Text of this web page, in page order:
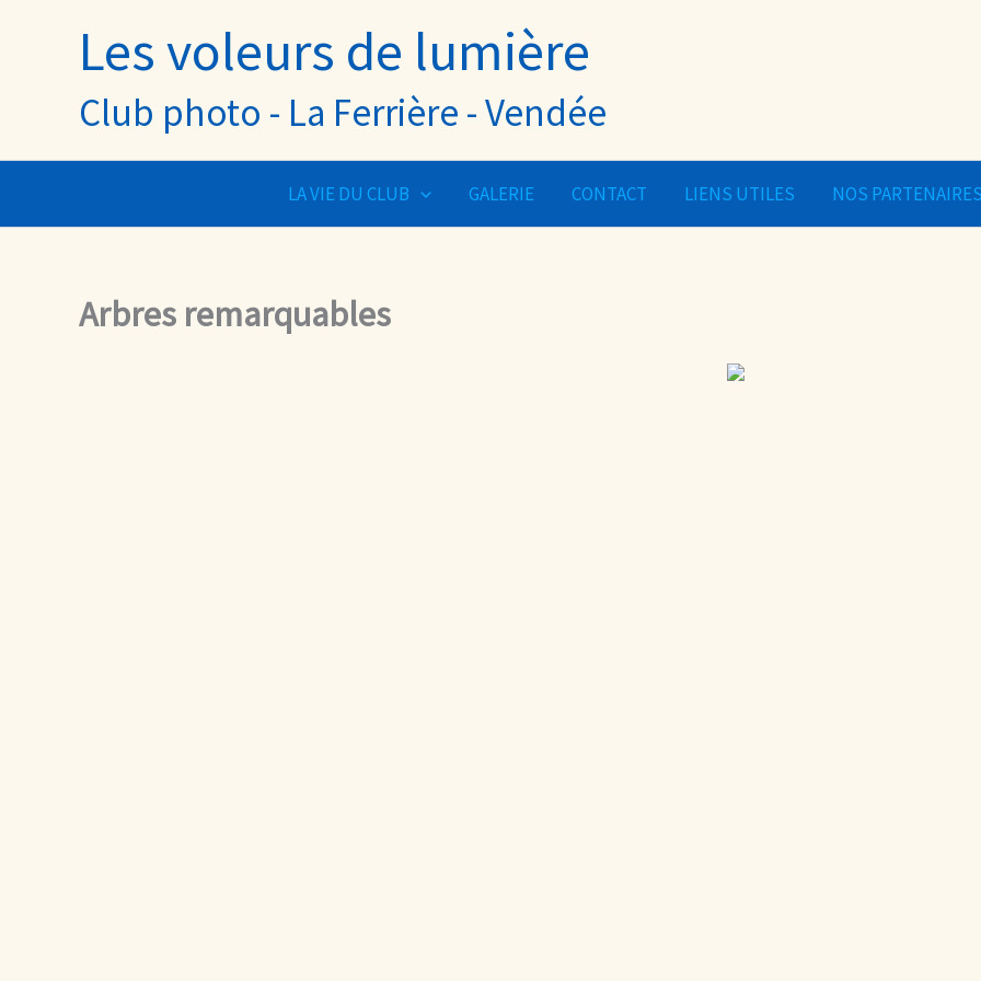
Les voleurs de lumière
Club photo - La Ferrière - Vendée
LA VIE DU CLUB GALERIE CONTACT LIENS UTILES NOS PARTENAIRES
Arbres remarquables